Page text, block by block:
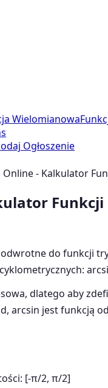
Wielomianowa
Ogłoszenie
Online - Kalkulator
do funkcji
dlatego aby
arcsin jest funkcją
[-π/2, π/2]